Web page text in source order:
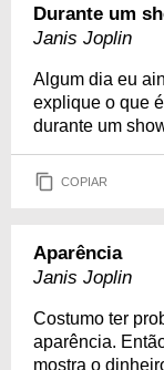
Durante um
Janis Joplin
Algum dia eu
explique o que
durante um
COPIAR
Aparência
Janis Joplin
Costumo ter
aparência.
mostra o